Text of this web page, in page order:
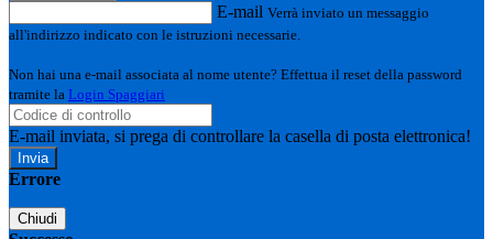
E-mail Verrà inviato un messaggio
all'indirizzo indicato con le istruzioni necessarie.
Non hai una e-mail associata al nome utente? Effettua il reset della password
tramite la Login Spaggiari
E-mail inviata, si prega di controllare la casella di posta elettronica!
Errore
Chiudi